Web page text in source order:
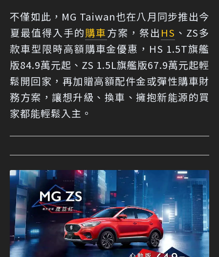
不僅如此，MG Taiwan也在八月同步推出今
夏最值得入手的購車方案，祭出 HS 、ZS多
款車型限時高額購車金優惠，HS 1.5T旗艦
版84.9萬元起、ZS 1.5L旗艦版67.9萬元起輕
鬆開回家，再加贈高額配件金或彈性購車財
務方案，讓想升級、換車、擁抱新能源的買
家都能輕鬆入主。